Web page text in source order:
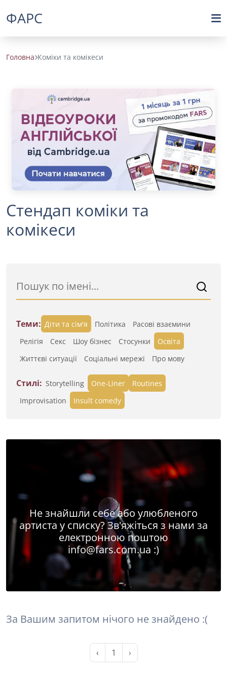
ФАРС
Головна Коміки та комікеси
Стендап коміки та
комікеси
Теми: Діти та сім'я Політика
Расові взаємини
Релігія
Секс Шоу бізнес Стосунки
Освіта
Життєві ситуації
Cоціальні мережі Про мову
Стилі: Storytelling One-Liner
Routines
Improvisation
Insult comedy
Не знайшли себе або улюбленого
артиста у списку? Зв'яжіться з нами за
електронною поштою
info@fars.com.ua :)
За Вашим запитом нічого не знайдено :(
‹ 1 ›